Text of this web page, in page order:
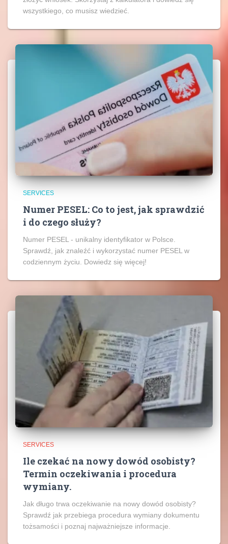
wszystkiego, co musisz wiedzieć.
SERVICES
Numer PESEL: Co to jest, jak sprawdzić
i do czego służy?
Numer PESEL - unikalny identyfikator w Polsce.
Sprawdź, jak znaleźć i wykorzystać numer PESEL w
codziennym życiu. Dowiedz się więcej!
SERVICES
Ile czekać na nowy dowód osobisty?
Termin oczekiwania i procedura
wymiany.
Jak długo trwa oczekiwanie na nowy dowód osobisty?
Sprawdź jak przebiega procedura wymiany dokumentu
tożsamości i poznaj najważniejsze informacje.